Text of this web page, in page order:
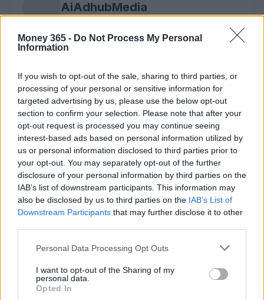
Money 365 - Do Not Process My Personal
Information
If you wish to opt-out of the sale, sharing to third parties, or
processing of your personal or sensitive information for
targeted advertising by us, please use the below opt-out
section to confirm your selection. Please note that after your
opt-out request is processed you may continue seeing
interest-based ads based on personal information utilized by
us or personal information disclosed to third parties prior to
your opt-out. You may separately opt-out of the further
disclosure of your personal information by third parties on the
IAB’s list of downstream participants. This information may
also be disclosed by us to third parties on the IAB’s List of
Downstream Participants that may further disclose it to other
Please note that this website/app uses one or more Google
not limited to your visit or usage behaviour. You may click to
grant or deny consent to Google and its third-party tags to
use your data for below specified purposes in below Google
Personal Data Processing Opt Outs
I want to opt-out of the Sharing of my
personal data.
Opted In
AiAdhubMedia